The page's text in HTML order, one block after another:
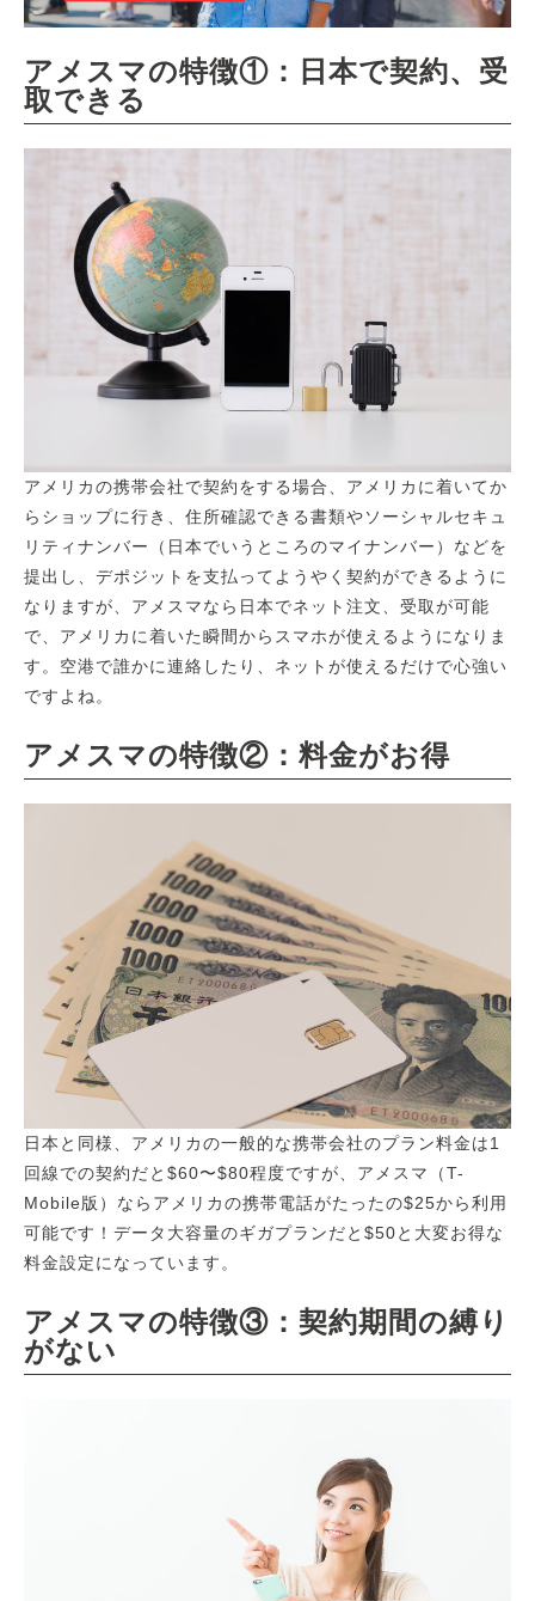
アメスマの特徴①：日本で契約、受
取できる
アメリカの携帯会社で契約をする場合、アメリカに着いてか
らショップに行き、住所確認できる書類やソーシャルセキュ
リティナンバー（日本でいうところのマイナンバー）などを
提出し、デポジットを支払ってようやく契約ができるように
なりますが、アメスマなら日本でネット注文、受取が可能
で、アメリカに着いた瞬間からスマホが使えるようになりま
す。空港で誰かに連絡したり、ネットが使えるだけで心強い
ですよね。
アメスマの特徴②：料金がお得
日本と同様、アメリカの一般的な携帯会社のプラン料金は1
回線での契約だと$60〜$80程度ですが、アメスマ（T-
Mobile版）ならアメリカの携帯電話がたったの$25から利用
可能です！データ大容量のギガプランだと$50と大変お得な
料金設定になっています。
アメスマの特徴③：契約期間の縛り
がない